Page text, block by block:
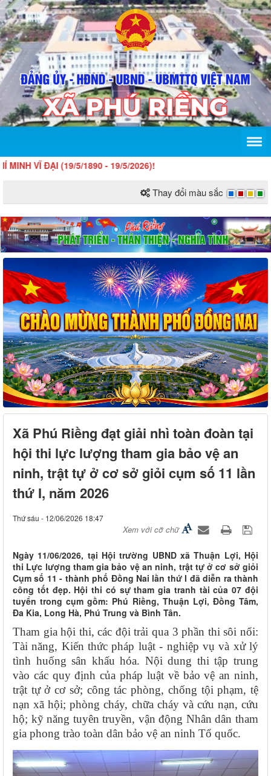
VĨ ĐẠI (19/5/1890 - 19/5/2026)!
Thay đổi màu sắc
Xã Phú Riềng đạt giải nhì toàn đoàn tại
hội thi lực lượng tham gia bảo vệ an
ninh, trật tự ở cơ sở giỏi cụm số 11 lần
thứ I, năm 2026
Thứ sáu - 12/06/2026 18:47
Xem với cỡ chữ
Ngày 11/06/2026, tại Hội trường UBND xã Thuận Lợi, Hội
thi Lực lượng tham gia bảo vệ an ninh, trật tự ở cơ sở giỏi
Cụm số 11 - thành phố Đồng Nai lần thứ I đã diễn ra thành
công tốt đẹp. Hội thi có sự tham gia tranh tài của 07 đội
tuyển trong cụm gồm: Phú Riềng, Thuận Lợi, Đồng Tâm,
Đa Kia, Long Hà, Phú Trung và Bình Tân.
Tham gia hội thi, các đội trải qua 3 phần thi sôi nổi:
Tài năng, Kiến thức pháp luật - nghiệp vụ và xử lý
tình huống sân khấu hóa. Nội dung thi tập trung
vào các quy định của pháp luật về bảo vệ an ninh,
trật tự ở cơ sở; công tác phòng, chống tội phạm, tệ
nạn xã hội; phòng cháy, chữa cháy và cứu nạn, cứu
hộ; kỹ năng tuyên truyền, vận động Nhân dân tham
gia phong trào toàn dân bảo vệ an ninh Tổ quốc.